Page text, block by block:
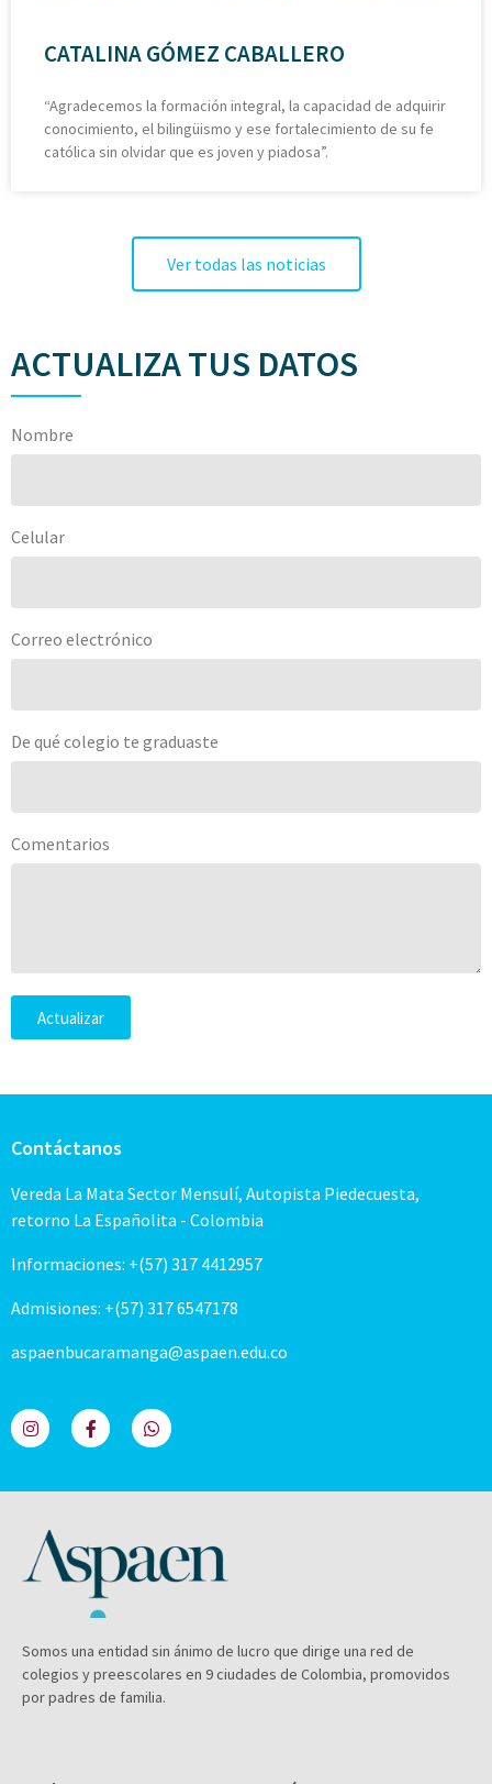
CATALINA GÓMEZ CABALLERO
“Agradecemos la formación integral, la capacidad de adquirir
conocimiento, el bilingüismo y ese fortalecimiento de su fe
católica sin olvidar que es joven y piadosa”.
Ver todas las noticias
ACTUALIZA TUS DATOS
Nombre
Celular
Correo electrónico
De qué colegio te graduaste
Comentarios
Actualizar
Contáctanos
Vereda La Mata Sector Mensulí, Autopista Piedecuesta,
retorno La Españolita - Colombia
Informaciones: +(57) 317 4412957
Admisiones: +(57) 317 6547178
aspaenbucaramanga@aspaen.edu.co
Somos una entidad sin ánimo de lucro que dirige una red de
colegios y preescolares en 9 ciudades de Colombia, promovidos
por padres de familia.